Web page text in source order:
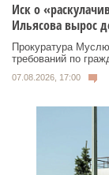
Иск о
Ильясова вырос
Прокуратура
требований по
07.08.2026, 17:00